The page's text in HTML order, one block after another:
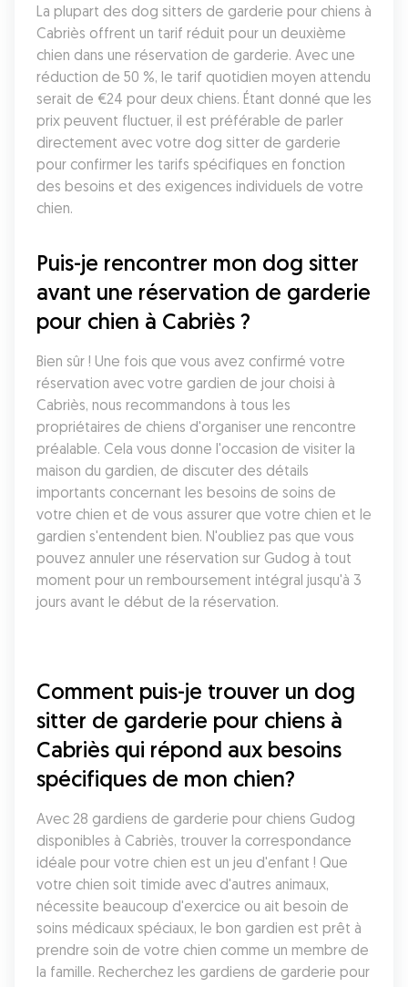
La plupart des dog sitters de garderie pour chiens à
Cabriès offrent un tarif réduit pour un deuxième
chien dans une réservation de garderie. Avec une
réduction de 50 %, le tarif quotidien moyen attendu
serait de €24 pour deux chiens. Étant donné que les
prix peuvent fluctuer, il est préférable de parler
directement avec votre dog sitter de garderie
pour confirmer les tarifs spécifiques en fonction
des besoins et des exigences individuels de votre
chien.
Puis-je rencontrer mon dog sitter
avant une réservation de garderie
pour chien à Cabriès ?
Bien sûr ! Une fois que vous avez confirmé votre
réservation avec votre gardien de jour choisi à
Cabriès, nous recommandons à tous les
propriétaires de chiens d'organiser une rencontre
préalable. Cela vous donne l'occasion de visiter la
maison du gardien, de discuter des détails
importants concernant les besoins de soins de
votre chien et de vous assurer que votre chien et le
gardien s'entendent bien. N'oubliez pas que vous
pouvez annuler une réservation sur Gudog à tout
moment pour un remboursement intégral jusqu'à 3
jours avant le début de la réservation.
Comment puis-je trouver un dog
sitter de garderie pour chiens à
Cabriès qui répond aux besoins
spécifiques de mon chien?
Avec 28 gardiens de garderie pour chiens Gudog
disponibles à Cabriès, trouver la correspondance
idéale pour votre chien est un jeu d'enfant ! Que
votre chien soit timide avec d'autres animaux,
nécessite beaucoup d'exercice ou ait besoin de
soins médicaux spéciaux, le bon gardien est prêt à
prendre soin de votre chien comme un membre de
la famille. Recherchez les gardiens de garderie pour